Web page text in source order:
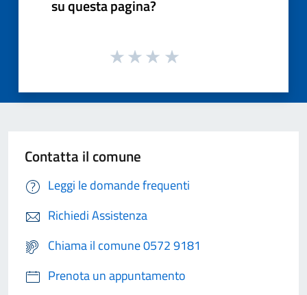
su questa pagina?
Contatta il comune
Leggi le domande frequenti
Richiedi Assistenza
Chiama il comune 0572 9181
Prenota un appuntamento